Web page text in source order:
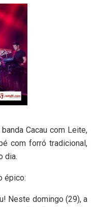
Cacau com Leite,
com forró tradicional,
dia.
épico:
Neste domingo (29), a